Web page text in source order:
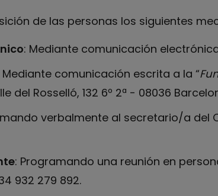
de las personas los siguientes
: Mediante comunicación
Mediante comunicación escrita a la “
del Rosselló, 132 6º 2ª - 08036
verbalmente al secretario/a del
: Programando una reunión en
932 279 892.